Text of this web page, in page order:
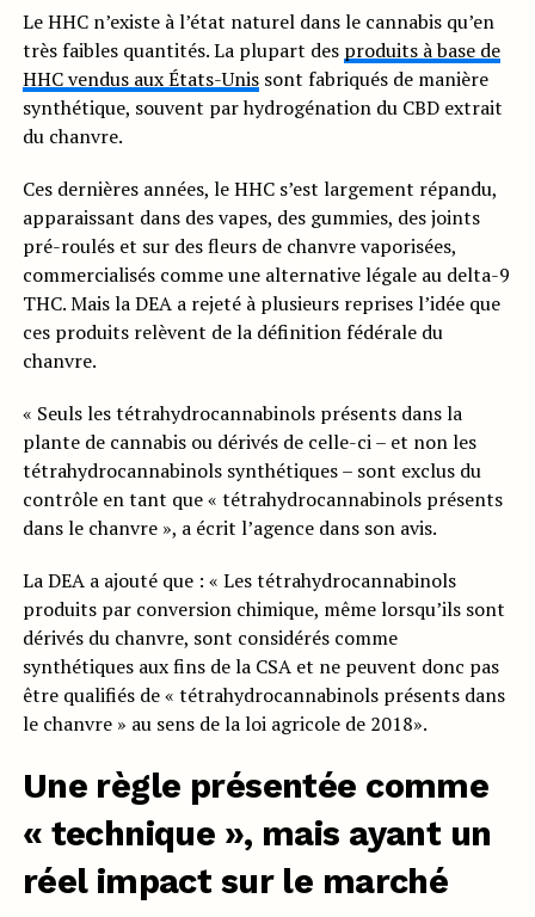
Le HHC n’existe à l’état naturel dans le cannabis qu’en
très faibles quantités. La plupart des produits à base de
HHC vendus aux États-Unissont fabriqués de manière
synthétique, souvent par hydrogénation du CBD extrait
du chanvre.
Ces dernières années, le HHC s’est largement répandu,
apparaissant dans des vapes, des gummies, des joints
pré-roulés et sur des fleurs de chanvre vaporisées,
commercialisés comme une alternative légale au delta-9
THC. Mais la DEA a rejeté à plusieurs reprises l’idée que
ces produits relèvent de la définition fédérale du
chanvre.
« Seuls les tétrahydrocannabinols présents dans la
plante de cannabis ou dérivés de celle-ci – et non les
tétrahydrocannabinols synthétiques – sont exclus du
contrôle en tant que « tétrahydrocannabinols présents
dans le chanvre », a écrit l’agence dans son avis.
La DEA a ajouté que : « Les tétrahydrocannabinols
produits par conversion chimique, même lorsqu’ils sont
dérivés du chanvre, sont considérés comme
synthétiques aux fins de la CSA et ne peuvent donc pas
être qualifiés de « tétrahydrocannabinols présents dans
le chanvre » au sens de la loi agricole de 2018».
Une règle présentée comme
« technique », mais ayant un
réel impact sur le marché